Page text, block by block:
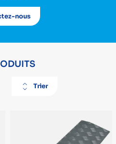
nous
Trier